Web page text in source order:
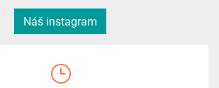
Náš instagram